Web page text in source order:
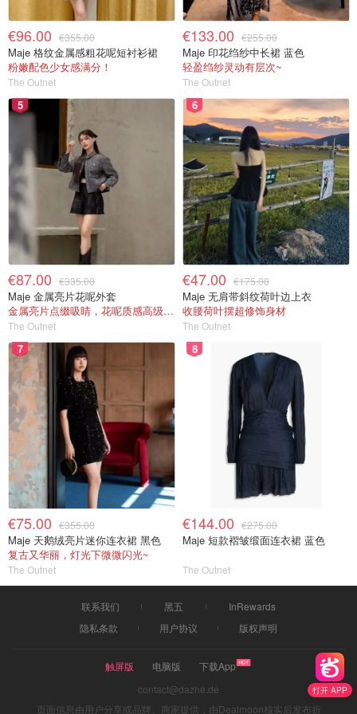
打开 APP
€96.00 €355.00
Maje 格纹金属感粗花呢短衬衫裙
粉嫩配色少女感满分！
The Outnet
€133.00 €255.00
Maje 印花绉纱中长裙 蓝色
轻盈绉纱灵动有层次~
The Outnet
5
€87.00 €335.00
Maje 金属亮片花呢外套
金属亮片点缀吸睛，花呢质感高级又显贵
The Outnet
6
€47.00 €175.00
Maje 无肩带斜纹荷叶边上衣
收腰荷叶摆超修饰身材
The Outnet
7
€75.00 €355.00
Maje 天鹅绒亮片迷你连衣裙 黑色
复古又华丽，灯光下微微闪光~
The Outnet
8
€144.00 €275.00
Maje 短款褶皱缎面连衣裙 蓝色
The Outnet
联系我们 黑五
InRewards
隐私条款
用户协议 版权声明
触屏版 电脑版
下载App
contact@dazhe.de
页面信息由用户分享或品牌、商家提供，由Dealmoon核实后发布折